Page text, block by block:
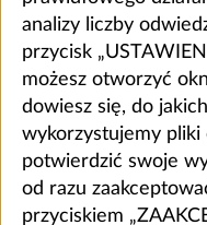
analizy liczby
przycisk
możesz otworzyć
dowiesz się, do
wykorzystujemy pliki
potwierdzić swoje
od razu
przyciskiem